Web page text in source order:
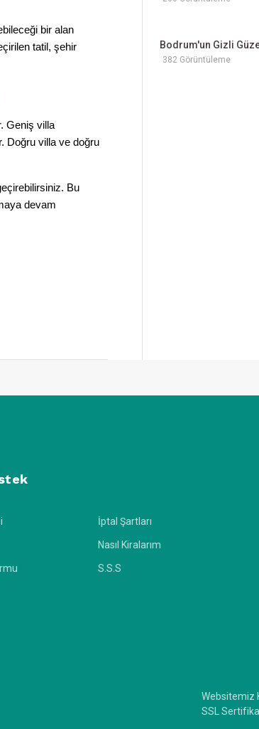
bir alan
tatil, şehir
Geniş villa
Doğru villa ve doğru
Bu
devam
Bodrum'un Gizli
382 Görüntüleme
İptal Şartları
Nasıl Kiralarım
S.S.S
Websitemiz
SSL